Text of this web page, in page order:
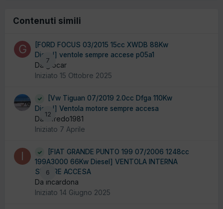
Contenuti simili
7
[FORD FOCUS 03/2015 15cc XWDB 88Kw
Diesel] ventole sempre accese p05a1
Da giocar
Iniziato 15 Ottobre 2025
12
[Vw Tiguan 07/2019 2.0cc Dfga 110Kw
Diesel] Ventola motore sempre accesa
Da alfredo1981
Iniziato 7 Aprile
6
[FIAT GRANDE PUNTO 199 07/2006 1248cc
199A3000 66Kw Diesel] VENTOLA INTERNA
SEMPRE ACCESA
Da incardona
Iniziato 14 Giugno 2025